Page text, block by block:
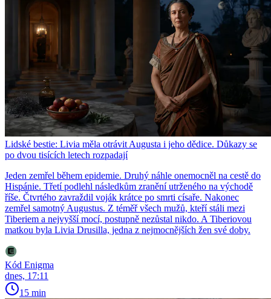
Lidské bestie: Livia měla otrávit Augusta i jeho dědice. Důkazy se
po dvou tisících letech rozpadají
Jeden zemřel během epidemie. Druhý náhle onemocněl na cestě do
Hispánie. Třetí podlehl následkům zranění utrženého na východě
říše. Čtvrtého zavraždil voják krátce po smrti císaře. Nakonec
zemřel samotný Augustus. Z téměř všech mužů, kteří stáli mezi
Tiberiem a nejvyšší mocí, postupně nezůstal nikdo. A Tiberiovou
matkou byla Livia Drusilla, jedna z nejmocnějších žen své doby.
Kód Enigma
dnes, 17:11
15 min